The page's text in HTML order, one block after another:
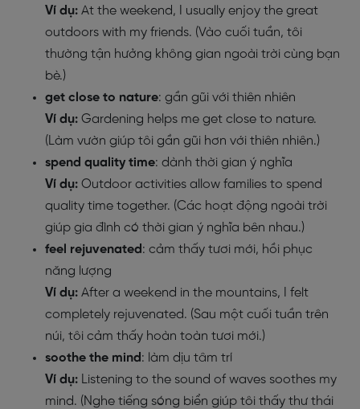
Ví dụ: At the weekend, I usually enjoy the great
outdoors with my friends. (Vào cuối tuần, tôi
thường tận hưởng không gian ngoài trời cùng bạn
bè.)
get close to nature: gần gũi với thiên nhiên
Ví dụ: Gardening helps me get close to nature.
(Làm vườn giúp tôi gần gũi hơn với thiên nhiên.)
spend quality time: dành thời gian ý nghĩa
Ví dụ: Outdoor activities allow families to spend
quality time together. (Các hoạt động ngoài trời
giúp gia đình có thời gian ý nghĩa bên nhau.)
feel rejuvenated: cảm thấy tươi mới, hồi phục
năng lượng
Ví dụ: After a weekend in the mountains, I felt
completely rejuvenated. (Sau một cuối tuần trên
núi, tôi cảm thấy hoàn toàn tươi mới.)
soothe the mind: làm dịu tâm trí
Ví dụ: Listening to the sound of waves soothes my
mind. (Nghe tiếng sóng biển giúp tôi thấy thư thái